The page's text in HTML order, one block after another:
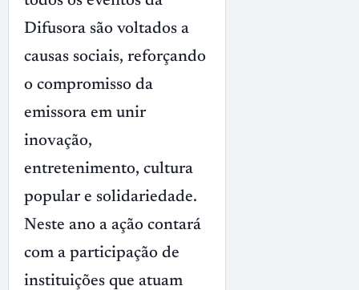
Difusora são voltados a
causas sociais, reforçando
o compromisso da
emissora em unir
inovação,
entretenimento, cultura
popular e solidariedade.
Neste ano a ação contará
com a participação de
instituições que atuam